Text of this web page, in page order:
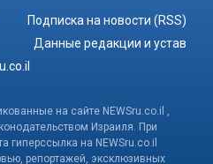
Подписка на новости (RSS)
Данные редакции и устав
на сайте NEWSru.co.il ,
Израиля. При
гиперссылка на NEWSru.co.il
репортажей, эксклюзивных